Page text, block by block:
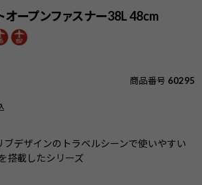
オープンファスナー38L 48cm
商品番号 60295
デザインのトラベルシーンで使いやすい
搭載したシリーズ